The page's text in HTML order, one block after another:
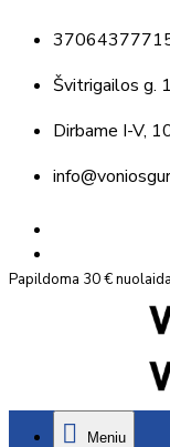
Švitrigailos g.
Dirbame I-V,
Papildoma 30 €
Meniu